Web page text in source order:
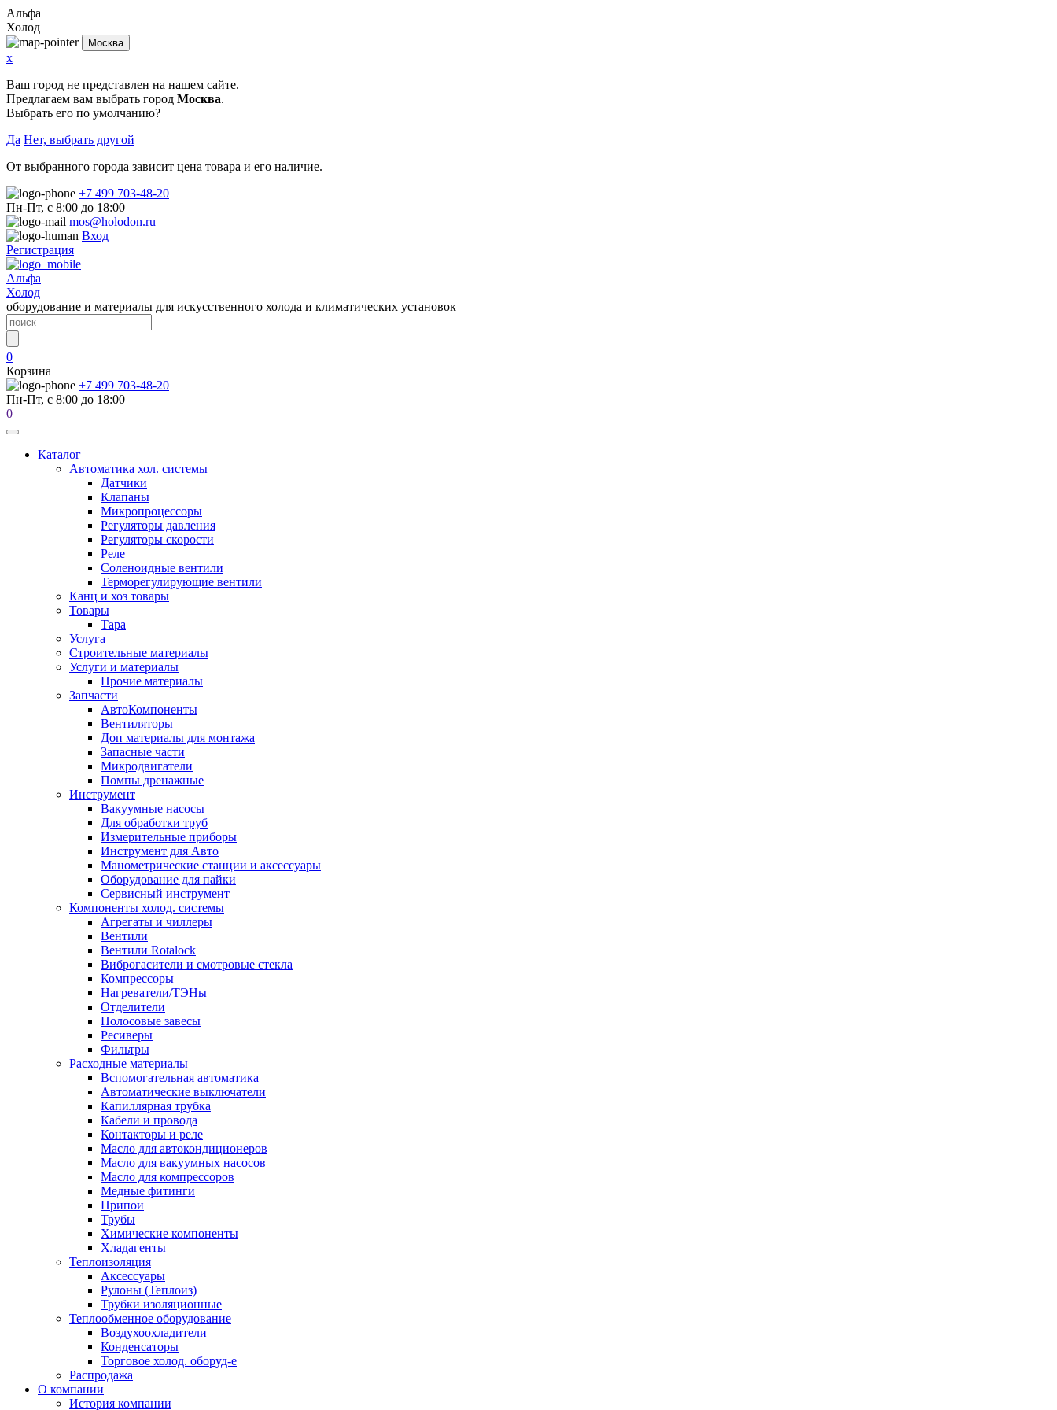
Альфа
Холод
Москва
x
Ваш город не представлен на нашем сайте.
Предлагаем вам выбрать город Москва.
Выбрать его по умолчанию?
Да Нет, выбрать другой
От выбранного города зависит цена товара и его наличие.
+7 499 703-48-20
Пн-Пт, с 8:00 до 18:00
mos@holodon.ru
Вход
Регистрация
Альфа
Холод
оборудование и материалы для искусственного холода и климатических установок
0
Корзина
+7 499 703-48-20
Пн-Пт, с 8:00 до 18:00
0
Каталог
Автоматика хол. системы
Датчики
Клапаны
Микропроцессоры
Регуляторы давления
Регуляторы скорости
Реле
Соленоидные вентили
Терморегулирующие вентили
Канц и хоз товары
Товары
Тара
Услуга
Строительные материалы
Услуги и материалы
Прочие материалы
Запчасти
АвтоКомпоненты
Вентиляторы
Доп материалы для монтажа
Запасные части
Микродвигатели
Помпы дренажные
Инструмент
Вакуумные насосы
Для обработки труб
Измерительные приборы
Инструмент для Авто
Манометрические станции и аксессуары
Оборудование для пайки
Сервисный инструмент
Компоненты холод. системы
Агрегаты и чиллеры
Вентили
Вентили Rotalock
Виброгасители и смотровые стекла
Компрессоры
Нагреватели/ТЭНы
Отделители
Полосовые завесы
Ресиверы
Фильтры
Расходные материалы
Вспомогательная автоматика
Автоматические выключатели
Капиллярная трубка
Кабели и провода
Контакторы и реле
Масло для автокондиционеров
Масло для вакуумных насосов
Масло для компрессоров
Медные фитинги
Припои
Трубы
Химические компоненты
Хладагенты
Теплоизоляция
Аксессуары
Рулоны (Теплоиз)
Трубки изоляционные
Теплообменное оборудование
Воздухоохладители
Конденсаторы
Торговое холод. оборуд-е
Распродажа
О компании
История компании